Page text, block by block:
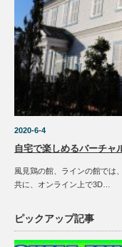
2020-6-4
自宅で楽しめるバーチャ
風見鶏の館、ラインの館では
共に、オンライン上で3D…
ピックアップ記事